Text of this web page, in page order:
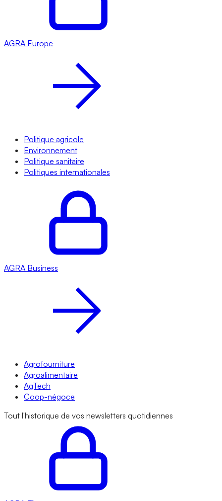
AGRA Europe
Politique agricole
Environnement
Politique sanitaire
Politiques internationales
AGRA Business
Agrofourniture
Agroalimentaire
AgTech
Coop-négoce
Tout l'historique de vos newsletters quotidiennes